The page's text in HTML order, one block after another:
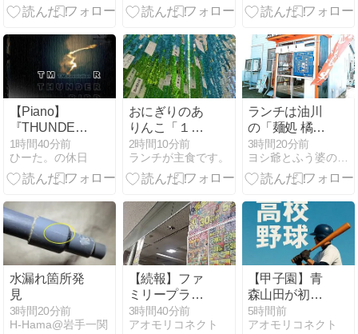
ぅ〜』& 『庄
楽部／仔猫だ
らけの里親会
のお知らせ』
【Piano】
『THUNDERBIRD』
を弾きました
1時間40分前
ひーた。の休日
おにぎりのあ
りんこ「１年
に１度の
ARINKO'sDAY！
お得なセット
2時間10分前
ランチが主食です。
ランチは油川
の「麺処 橘商
店」さんで /
豊富なメニュ
ーから「背脂
盛」でオーダ
ー
3時間20分前
ヨシ爺とふう婆のブログ
水漏れ箇所発
見
3時間20分前
H-Hama@岩手一関
【続報】ファ
ミリープラザ
かとう青森
店、8月8日現
3時間40分前
アオモリコネクト
【甲子園】青
森山田が初戦
突破！遊学館
に6－5 6点リ
5時間前
アオモリコネクト